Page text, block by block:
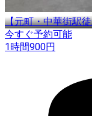
【元町・中華街駅
今すぐ予約可能
1時間900円